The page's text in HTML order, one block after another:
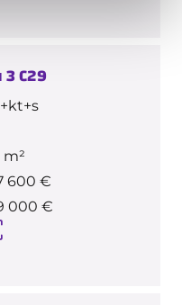
C29
m²
600 €
000 €